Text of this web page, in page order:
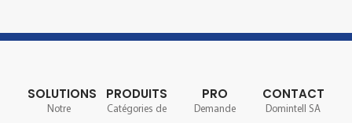
SOLUTIONS
Notre
PRODUITS
Catégories de
PRO
Demande
CONTACT
Domintell SA